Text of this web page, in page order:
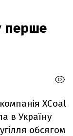
перше
XCoal
в Україну
обсягом